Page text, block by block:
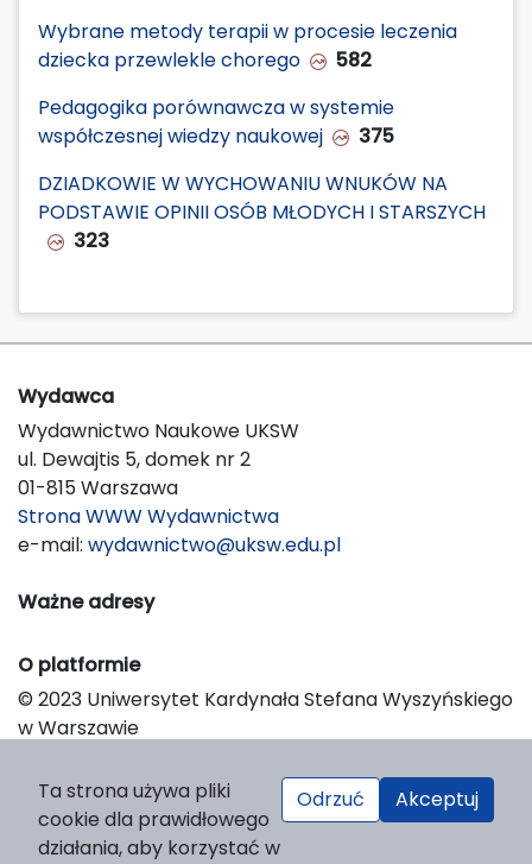
Wybrane metody terapii w procesie leczenia
dziecka przewlekle chorego
582
Pedagogika porównawcza w systemie
współczesnej wiedzy naukowej
375
DZIADKOWIE W WYCHOWANIU WNUKÓW NA
PODSTAWIE OPINII OSÓB MŁODYCH I STARSZYCH
323
Wydawca
Wydawnictwo Naukowe UKSW
ul. Dewajtis 5, domek nr 2
01-815 Warszawa
Strona WWW Wydawnictwa
e-mail: wydawnictwo@uksw.edu.pl
Ważne adresy
O platformie
© 2023 Uniwersytet Kardynała Stefana Wyszyńskiego
w Warszawie
Platform & Workflow by OJS/PKP
Ta strona używa pliki
cookie dla prawidłowego
działania, aby korzystać w
Odrzuć Akceptuj